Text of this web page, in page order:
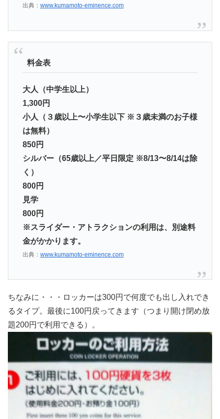
出典： www.kumamoto-eminence.com
料金表
大人（中学生以上）
1,300円
小人（３歳以上〜小学生以下 ※３歳未満のお子様
は無料）
850円
シルバー（65歳以上／平日限定 ※8/13〜8/14は除
く）
800円
見学
800円
※スライダー・アトラクションの利用は、別途料
金がかかります。
出典： www.kumamoto-eminence.com
ちなみに・・・ロッカーは300円で何度でも出し入れでき
るタイプ。最後に100円戻ってきます（つまり開け閉め放
題200円で利用できる）。